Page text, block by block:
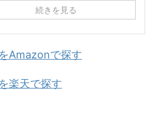
続きを見る
Amazonで探す
楽天で探す